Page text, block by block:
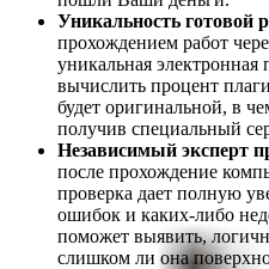
Уникальность готовой
прохождением работ
уникальная электронная
вычислить процент
будет оригинальной, в
получив специальный
Независимый эксперт
после прохождение
проверка дает полную
ошибок и каких-либо
поможет выявить,
слишком ли она